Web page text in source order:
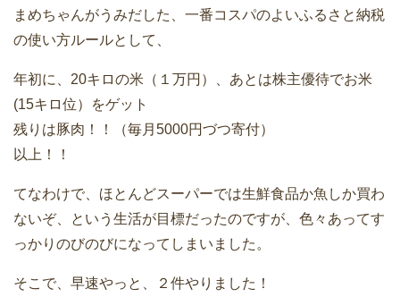
まめちゃんがうみだした、一番コスパのよいふるさと納税
の使い方ルールとして、
年初に、20キロの米（１万円）、あとは株主優待でお米
(15キロ位）をゲット
残りは豚肉！！（毎月5000円づつ寄付）
以上！！
てなわけで、ほとんどスーパーでは生鮮食品か魚しか買わ
ないぞ、という生活が目標だったのですが、色々あってす
っかりのびのびになってしまいました。
そこで、早速やっと、２件やりました！